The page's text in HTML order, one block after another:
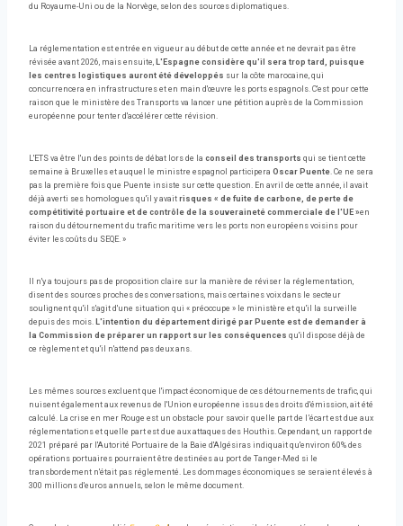
du Royaume-Uni ou de la Norvège, selon des sources diplomatiques.
La réglementation est entrée en vigueur au début de cette année et ne devrait pas être
révisée avant 2026, mais ensuite, L'Espagne considère qu'il sera trop tard, puisque
les centres logistiques auront été développés sur la côte marocaine, qui
concurrencera en infrastructures et en main d'œuvre les ports espagnols. C'est pour cette
raison que le ministère des Transports va lancer une pétition auprès de la Commission
européenne pour tenter d'accélérer cette révision.
L'ETS va être l'un des points de débat lors de la conseil des transports qui se tient cette
semaine à Bruxelles et auquel le ministre espagnol participera Oscar Puente. Ce ne sera
pas la première fois que Puente insiste sur cette question. En avril de cette année, il avait
déjà averti ses homologues qu'il y avait risques « de fuite de carbone, de perte de
compétitivité portuaire et de contrôle de la souveraineté commerciale de l'UE »en
raison du détournement du trafic maritime vers les ports non européens voisins pour
éviter les coûts du SEQE. »
Il n'y a toujours pas de proposition claire sur la manière de réviser la réglementation,
disent des sources proches des conversations, mais certaines voix dans le secteur
soulignent qu'il s'agit d'une situation qui « préoccupe » le ministère et qu'il la surveille
depuis des mois. L'intention du département dirigé par Puente est de demander à
la Commission de préparer un rapport sur les conséquences qu'il dispose déjà de
ce règlement et qu'il n'attend pas deux ans.
Les mêmes sources excluent que l'impact économique de ces détournements de trafic, qui
nuisent également aux revenus de l'Union européenne issus des droits d'émission, ait été
calculé. La crise en mer Rouge est un obstacle pour savoir quelle part de l’écart est due aux
réglementations et quelle part est due aux attaques des Houthis. Cependant, un rapport de
2021 préparé par l'Autorité Portuaire de la Baie d'Algésiras indiquait qu'environ 60% des
opérations portuaires pourraient être destinées au port de Tanger-Med si le
transbordement n'était pas réglementé. Les dommages économiques se seraient élevés à
300 millions d'euros annuels, selon le même document.